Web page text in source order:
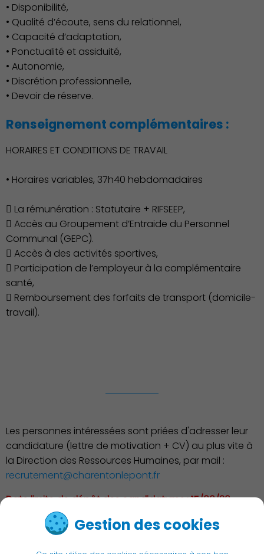
Gestion des cookies
Publication des actes
• Disponibilité,
• Qualité d’écoute, sens du relationnel,
• Capacité d’adaptation,
• Ponctualité et assiduité,
• Autonomie,
• Discrétion professionnelle,
• Devoir de réserve.
Renseignement complémentaires :
HORAIRES ET CONDITIONS DE TRAVAIL
• Horaires variables, 37h40 hebdomadaires
 La rémunération : Statutaire + RIFSEEP,
 Accès au Groupement d’Entraide du Personnel
Communal (GEPC).
 Accès à des activités sportives,
 Participation de l’employeur à la complémentaire
santé,
 Remboursement des forfaits de transport (domicile-
travail).
Les personnes intéressées sont priées d'adresser leur
candidature (lettre de motivation + CV) au plus vite à
la Direction des Ressources Humaines, par mail :
recrutement@charentonlepont.fr
Date limite de dépôt des candidatures : 15/06/26
< Retour à la liste